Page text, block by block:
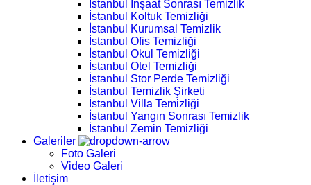
İstanbul İnşaat Sonrası Temizlik
İstanbul Koltuk Temizliği
İstanbul Kurumsal Temizlik
İstanbul Ofis Temizliği
İstanbul Okul Temizliği
İstanbul Otel Temizliği
İstanbul Stor Perde Temizliği
İstanbul Temizlik Şirketi
İstanbul Villa Temizliği
İstanbul Yangın Sonrası Temizlik
İstanbul Zemin Temizliği
Galeriler
Foto Galeri
Video Galeri
İletişim